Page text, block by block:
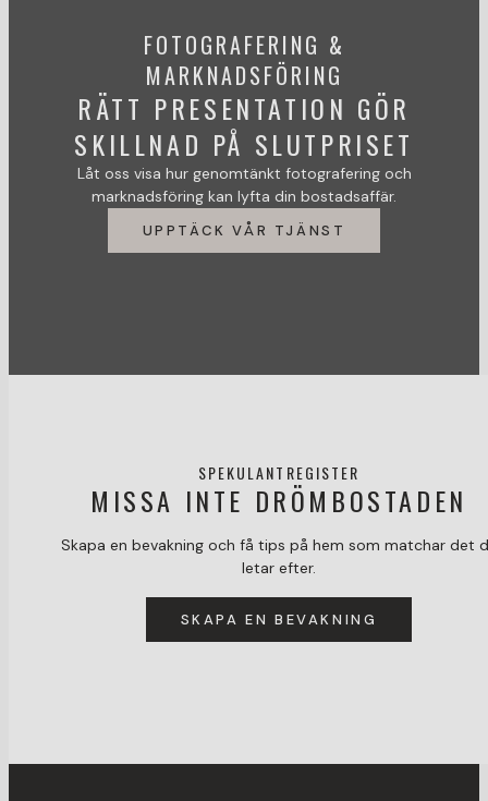
FOTOGRAFERING &
MARKNADSFÖRING
RÄTT PRESENTATION GÖR
SKILLNAD PÅ SLUTPRISET
Låt oss visa hur genomtänkt fotografering och
marknadsföring kan lyfta din bostadsaffär.
UPPTÄCK VÅR TJÄNST
SPEKULANTREGISTER
MISSA INTE DRÖMBOSTADEN
Skapa en bevakning och få tips på hem som matchar det
letar efter.
SKAPA EN BEVAKNING